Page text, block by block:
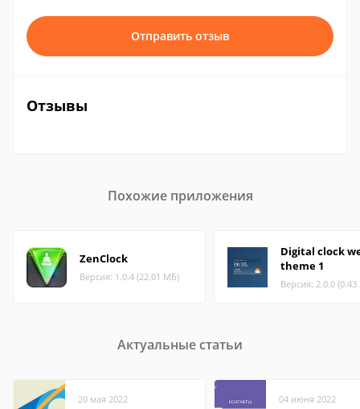
Отправить отзыв
Отзывы
Похожие приложения
ZenClock
Версия: 1.0.4 (22.01 МБ)
Digital clock
theme 1
Версия: 2.0.0
Актуальные статьи
20 мая 2022 04 июня 2022